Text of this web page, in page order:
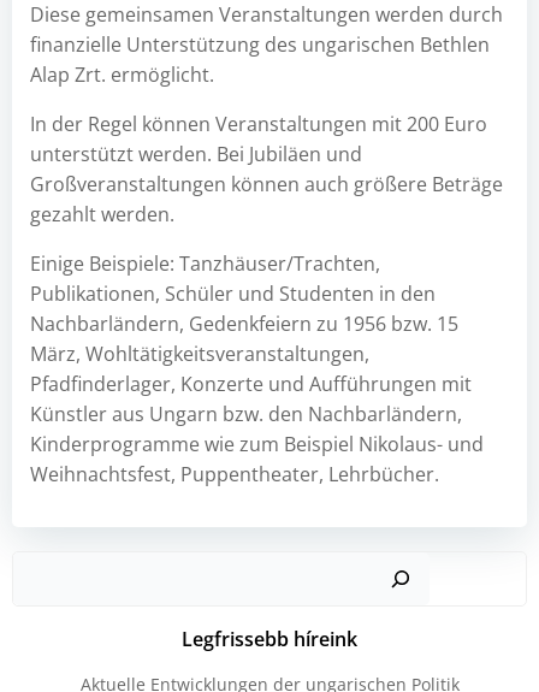
Diese gemeinsamen Veranstaltungen werden durch
finanzielle Unterstützung des ungarischen Bethlen
Alap Zrt. ermöglicht.
In der Regel können Veranstaltungen mit 200 Euro
unterstützt werden. Bei Jubiläen und
Großveranstaltungen können auch größere Beträge
gezahlt werden.
Einige Beispiele: Tanzhäuser/Trachten,
Publikationen, Schüler und Studenten in den
Nachbarländern, Gedenkfeiern zu 1956 bzw. 15
März, Wohltätigkeitsveranstaltungen,
Pfadfinderlager, Konzerte und Aufführungen mit
Künstler aus Ungarn bzw. den Nachbarländern,
Kinderprogramme wie zum Beispiel Nikolaus- und
Weihnachtsfest, Puppentheater, Lehrbücher.
Legfrissebb híreink
Aktuelle Entwicklungen der ungarischen Politik